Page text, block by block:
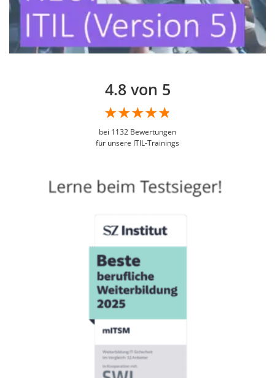
4.8 von 5
bei 1132 Bewertungen
für unsere ITIL-Trainings